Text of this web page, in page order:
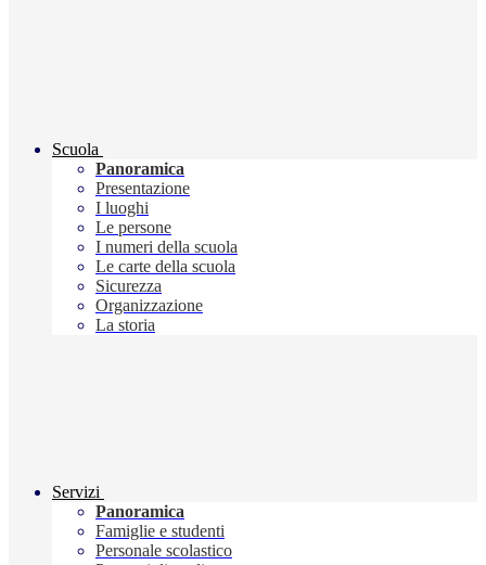
Scuola
Panoramica
Presentazione
I luoghi
Le persone
I numeri della scuola
Le carte della scuola
Sicurezza
Organizzazione
La storia
Servizi
Panoramica
Famiglie e studenti
Personale scolastico